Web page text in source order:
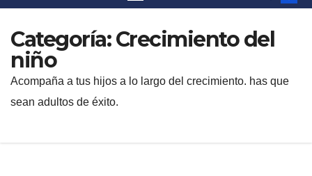
Categoría:Crecimiento del
niño
Acompaña a tus hijos a lo largo del crecimiento. has que
sean adultos de éxito.